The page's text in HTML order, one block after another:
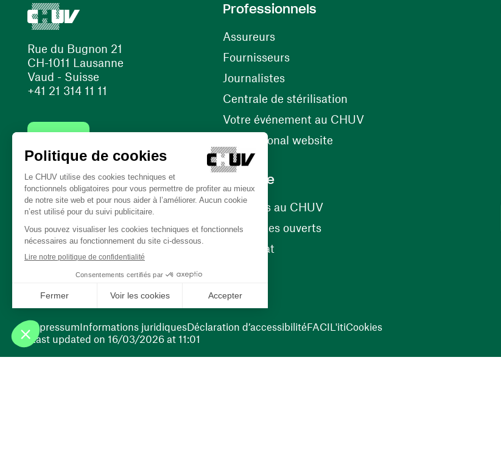
Rue du Bugnon 21
CH-1011 Lausanne
Vaud - Suisse
+41 21 314 11 11
(opens in a new window)
(opens in a new window)
Professionnels
Assureurs
Fournisseurs(opens in a new window)
Journalistes
Centrale de stérilisation
Votre événement au CHUV(opens in a new window)
International website
Carrière
Carrières au CHUV(opens in a new window)
Nos postes ouverts(opens in a new window)
Bénévolat
Last updated on 16/03/2026 at 11:01
ImpressumInformations juridiquesDéclaration d’accessibilitéFACIL'itiCookies